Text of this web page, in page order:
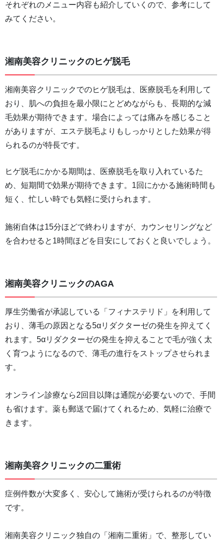
それぞれのメニュー内容も紹介していくので、参考にして
みてください。
湘南美容クリニックのヒゲ脱毛
湘南美容クリニックでのヒゲ脱毛は、医療脱毛を利用して
おり、肌への負担を最小限にとどめながらも、長期的な減
毛効果が期待できます。場合によっては痛みを感じること
がありますが、エステ脱毛よりもしっかりとした効果が得
られるのが特長です。
ヒゲ脱毛にかかる期間は、医療脱毛を取り入れているた
め、短期間で効果が期待できます。1回にかかる施術時間も
短く、忙しい時でも気軽に受けられます。
施術自体は15分ほどで終わりますが、カウンセリングなど
を合わせると1時間ほどを目安にしておくと良いでしょう。
湘南美容クリニックのAGA
厚生労働省が承認している「フィナステリド」を利用して
おり、薄毛の原因となる5αリダクターゼの発生を抑えてく
れます。5αリダクターゼの発生を抑えることで毛が強く太
く育つようになるので、薄毛の進行をストップさせられま
す。
オンライン診療なら2回目以降は通院が必要ないので、手間
も省けます。薬も郵送で届けてくれるため、気軽に治療で
きます。
湘南美容クリニックの二重術
症例件数が大変多く、安心して施術が受けられるのが特徴
です。
湘南美容クリニック独自の「湘南二重術」で、整形してい